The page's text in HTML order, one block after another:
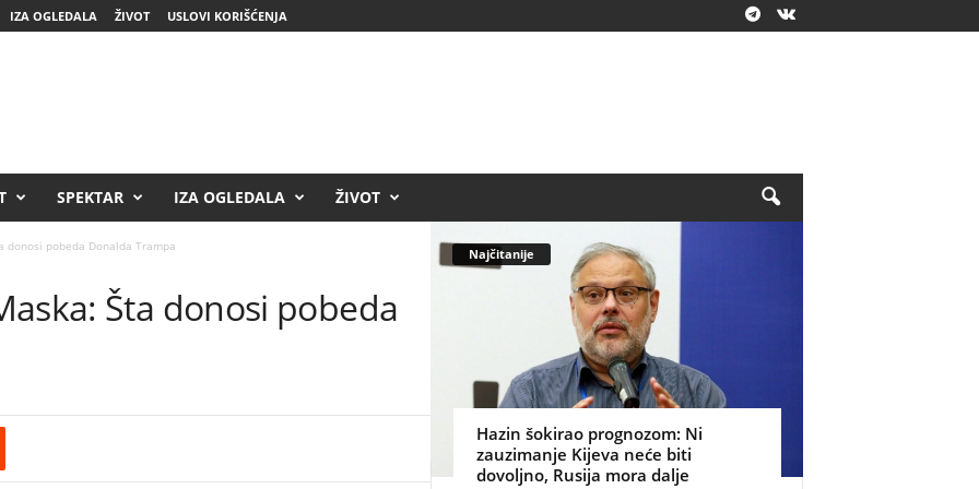
IZA OGLEDALA ŽIVOT USLOVI KORIŠĆENJA
SPEKTAR IZA OGLEDALA ŽIVOT
donosi pobeda Donalda Trampa
Šta donosi pobeda
Najčitanije
Hazin šokirao prognozom: Ni
zauzimanje Kijeva neće biti
dovoljno, Rusija mora dalje